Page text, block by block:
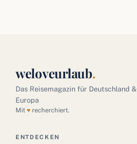
weloveurlaub.
Das Reisemagazin für Deutschland &
Europa
Mit ♥ recherchiert.
ENTDECKEN